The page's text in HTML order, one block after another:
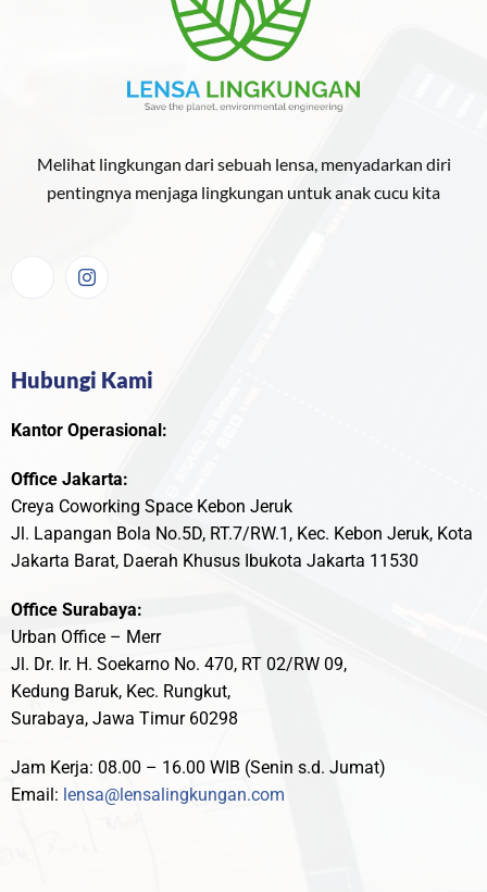
Melihat lingkungan dari sebuah lensa, menyadarkan diri
pentingnya menjaga lingkungan untuk anak cucu kita
Hubungi Kami
Kantor Operasional:
Office Jakarta:
Creya Coworking Space Kebon Jeruk
Jl. Lapangan Bola No.5D, RT.7/RW.1, Kec. Kebon Jeruk, Kota
Jakarta Barat, Daerah Khusus Ibukota Jakarta 11530
Office Surabaya:
Urban Office – Merr
Jl. Dr. Ir. H. Soekarno No. 470, RT 02/RW 09,
Kedung Baruk, Kec. Rungkut,
Surabaya, Jawa Timur 60298
Jam Kerja: 08.00 – 16.00 WIB (Senin s.d. Jumat)
Email: lensa@lensalingkungan.com